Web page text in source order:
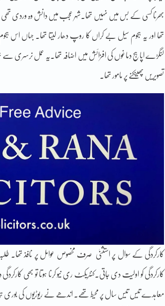
بھرنا کسی کے بس میں نہیں تھا۔شہر عجب میں دانش وہ وردی تھی جسے
تھا اور یہ ہجوم سیل بے کراں کا روپ دھار لیتا تھا۔ جہاں اس
لنگڑے اپاہج دماغوں کی افزائش میں اضافہ تھا۔یہ عمل نرسری
تصویریں پھینکنے پر مامور تھا۔
کارکردگی کے سوال پر استثنیٰ صرف مخصوص عوامل پر نافذ تھا۔
کارکردگی کو اولیت دی جاتی۔کنٹریکٹ ری نیو کرنا ہوتا تو بھی
معاہدے تیس تیس سال پر محیط تھے۔ اندھے نے ریوڑیوں کی بوری